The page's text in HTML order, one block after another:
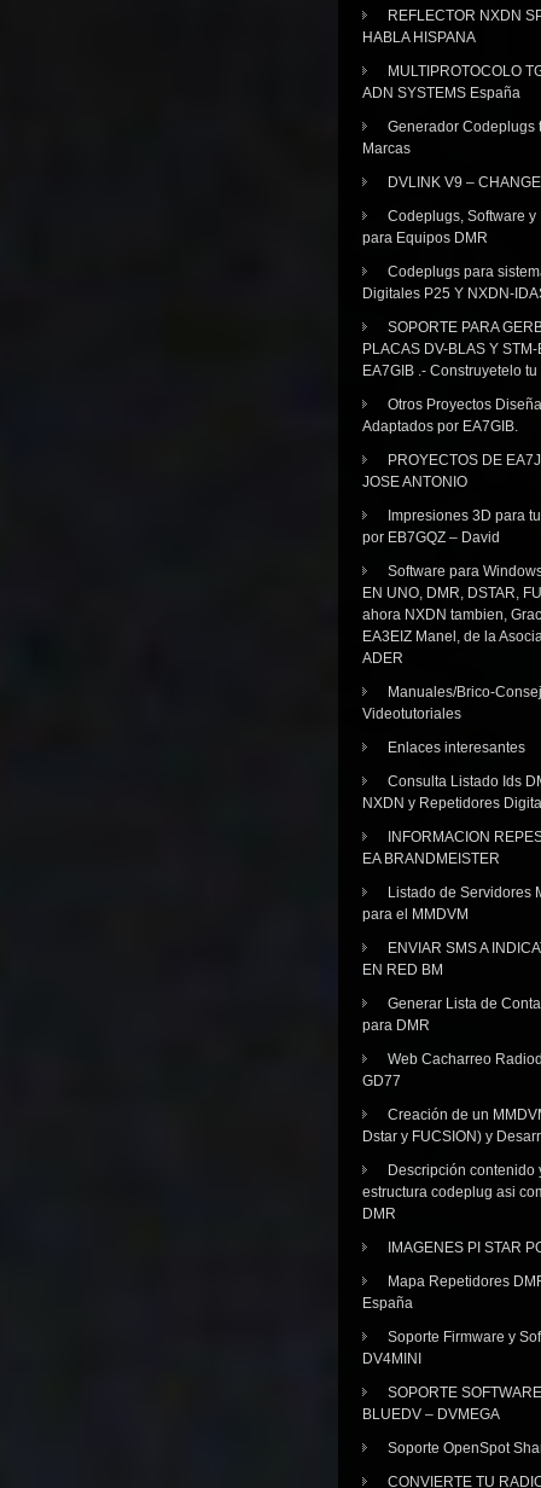
REFLECTOR NXDN
HABLA HISPANA
MULTIPROTOCOLO
ADN SYSTEMS España
Generador Codeplugs
Marcas
DVLINK V9 –
Codeplugs, Software y
para Equipos DMR
Codeplugs para
Digitales P25 Y NXDN-
SOPORTE PARA
PLACAS DV-BLAS Y
EA7GIB .- Construyetelo
Otros Proyectos
Adaptados por EA7GIB.
PROYECTOS DE
JOSE ANTONIO
Impresiones 3D para
por EB7GQZ – David
Software para
EN UNO, DMR, DSTAR,
ahora NXDN tambien,
EA3EIZ Manel, de la
ADER
Manuales/Brico-
Videotutoriales
Enlaces interesantes
Consulta Listado Ids
NXDN y Repetidores
INFORMACION
EA BRANDMEISTER
Listado de Servidores
para el MMDVM
ENVIAR SMS A
EN RED BM
Generar Lista de
para DMR
Web Cacharreo
GD77
Creación de un
Dstar y FUCSION) y
Descripción contenido
estructura codeplug asi
DMR
IMAGENES PI STAR
Mapa Repetidores
España
Soporte Firmware y
DV4MINI
SOPORTE SOFTWARE
BLUEDV – DVMEGA
Soporte OpenSpot
CONVIERTE TU